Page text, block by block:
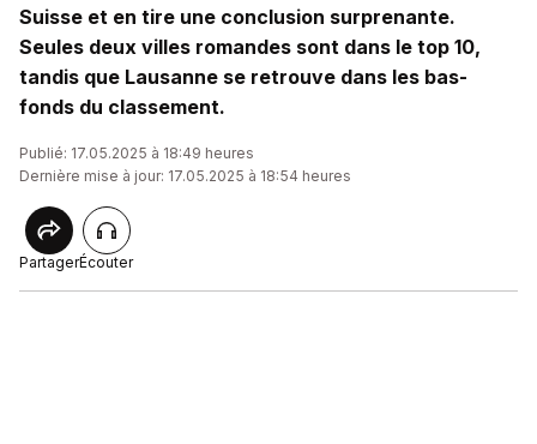
Suisse et en tire une conclusion surprenante.
Seules deux villes romandes sont dans le top 10,
tandis que Lausanne se retrouve dans les bas-
fonds du classement.
Publié: 17.05.2025 à 18:49 heures
Dernière mise à jour: 17.05.2025 à 18:54 heures
PartagerÉcouter